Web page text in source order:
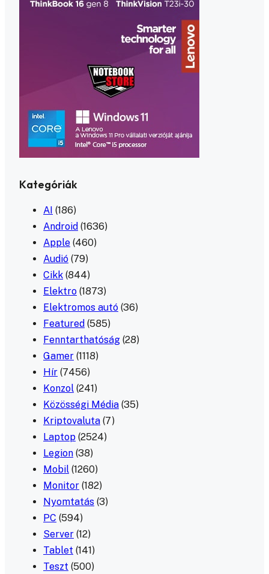
Kategóriák
AI (186)
Android (1636)
Apple (460)
Audió (79)
Cikk (844)
Elektro (1873)
Elektromos autó (36)
Featured (585)
Fenntarthatóság (28)
Gamer (1118)
Hír (7456)
Konzol (241)
Közösségi Média (35)
Kriptovaluta (7)
Laptop (2524)
Legion (38)
Mobil (1260)
Monitor (182)
Nyomtatás (3)
PC (594)
Server (12)
Tablet (141)
Teszt (500)